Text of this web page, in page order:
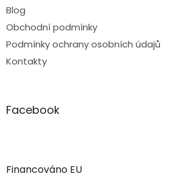
Blog
Obchodní podmínky
Podmínky ochrany osobních údajů
Kontakty
Facebook
Financováno EU